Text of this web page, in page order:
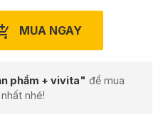
MUA NGAY
phẩm + vivita" để mua
nhé!